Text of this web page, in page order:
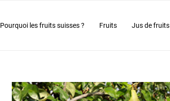
Pourquoi les fruits suisses ? Fruits Jus de fruits